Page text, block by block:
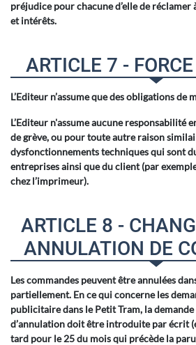
préjudice pour chacune d’elle de réclamer
et intérêts.
ARTICLE 7 -
L’Editeur n’assume que des obligations de
L’Editeur n'assume aucune responsabilité
de grève, ou pour toute autre raison
dysfonctionnements techniques qui sont
entreprises ainsi que du client (par
chez l’imprimeur).
ARTICLE 8 -
ANNULATION DE
Les commandes peuvent être annulées
partiellement. En ce qui concerne les
publicitaire dans le Petit Tram, la
d’annulation doit être introduite par écrit
tard pour le 25 du mois qui précède la